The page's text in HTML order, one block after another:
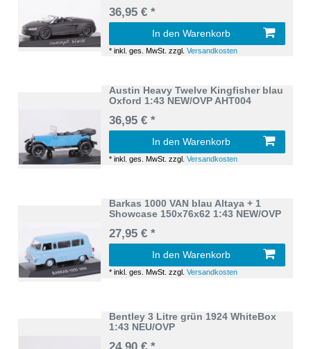
36,95 € *
In den Warenkorb
*inkl. ges. MwSt. zzgl.Versandkosten
Austin Heavy Twelve Kingfisher blau
Oxford 1:43 NEW/OVP AHT004
36,95 € *
In den Warenkorb
*inkl. ges. MwSt. zzgl.Versandkosten
Barkas 1000 VAN blau Altaya + 1
Showcase 150x76x62 1:43 NEW/OVP
27,95 € *
In den Warenkorb
*inkl. ges. MwSt. zzgl.Versandkosten
Bentley 3 Litre grün 1924 WhiteBox
1:43 NEU/OVP
24,90 € *